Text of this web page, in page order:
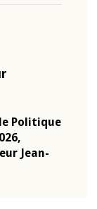
Politique
Jean-